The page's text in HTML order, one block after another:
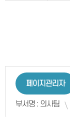
페이지관리자
부서명 : 의사팀